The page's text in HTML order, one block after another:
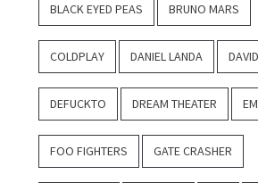
BLACK EYED PEAS BRUNO MARS
COLDPLAY DANIEL LANDA
DEFUCKTO DREAM THEATER
FOO FIGHTERS GATE CRASHER